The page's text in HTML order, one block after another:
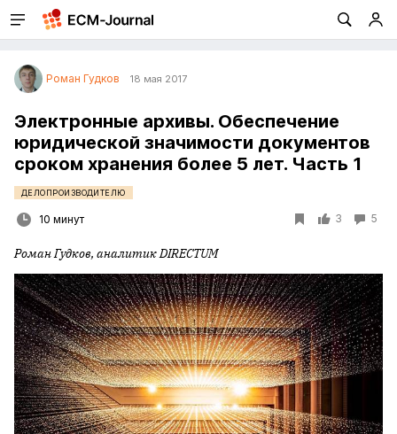
Роман Гудков 18 мая 2017
Электронные архивы. Обеспечение
юридической значимости документов
сроком хранения более 5 лет. Часть 1
ДЕЛОПРОИЗВОДИТЕЛЮ
10 минут 3 5
Роман Гудков, аналитик DIRECTUM